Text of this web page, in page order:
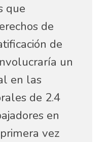
que
de
de
un
en las
de 2.4
en
vez